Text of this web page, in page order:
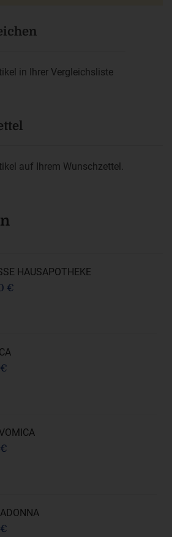
in Ihrer Vergleichsliste
auf Ihrem Wunschzettel.
HAUSAPOTHEKE
€